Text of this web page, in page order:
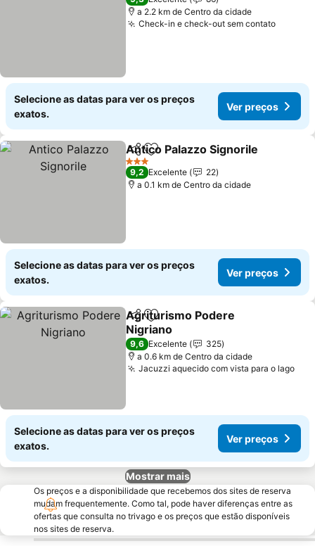
a 2.2 km de Centro da cidade
Check-in e check-out sem contatoVer
Selecione as datas para ver os preços
exatos.
Ver preços
PartilharAdicionar aos favoritos
Antico Palazzo Signorile
3 Estrelas
9,2 Excelente
22
a 0.1 km de Centro da cidade
Selecione as datas para ver os preços
exatos.
Ver preços
PartilharAdicionar aos favoritos
Agriturismo Podere
Nigriano
Ver preços
9,6 Excelente
325
a 0.6 km de Centro da cidade
Jacuzzi aquecido com vista para o lago
Selecione as datas para ver os preços
exatos.
Ver preços
Mostrar mais
Os preços e a disponibilidade que recebemos dos sites de reserva
mudam frequentemente. Como tal, pode haver diferenças entre as
ofertas que consulta no trivago e os preços que estão disponíveis
nos sites de reserva.